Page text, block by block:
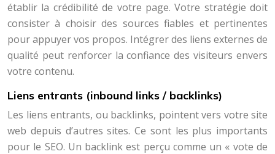
établir la crédibilité de votre page. Votre stratégie doit
consister à choisir des sources fiables et pertinentes
pour appuyer vos propos. Intégrer des liens externes de
qualité peut renforcer la confiance des visiteurs envers
votre contenu.
Liens entrants (inbound links / backlinks)
Les liens entrants, ou backlinks, pointent vers votre site
web depuis d’autres sites. Ce sont les plus importants
pour le SEO. Un backlink est perçu comme un « vote de